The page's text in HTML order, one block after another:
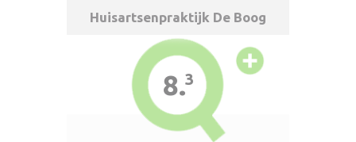
Huisartsenpraktijk De Boog
8.3